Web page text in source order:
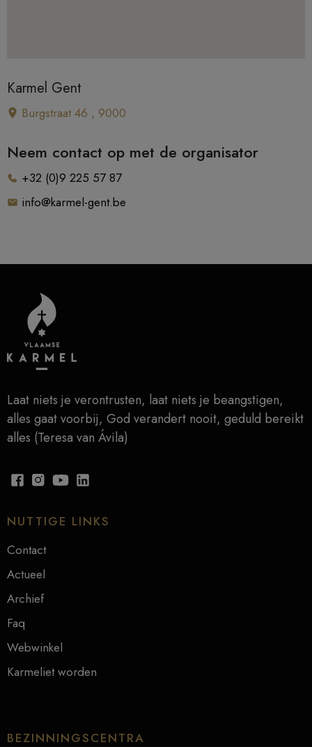
Karmel Gent
Burgstraat 46 , 9000
Neem contact op met de organisator
+32 (0)9 225 57 87
info@karmel-gent.be
Laat niets je verontrusten, laat niets je beangstigen,
alles gaat voorbij, God verandert nooit, geduld bereikt
alles (Teresa van Ávila)
NUTTIGE LINKS
Contact
Actueel
Archief
Faq
Webwinkel
Karmeliet worden
BEZINNINGSCENTRA